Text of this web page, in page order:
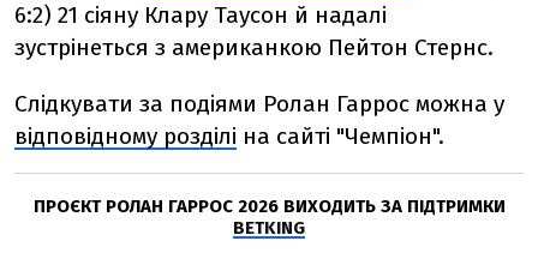
6:2) 21 сіяну Клару Таусон й надалі
зустрінеться з американкою Пейтон Стернс.
Слідкувати за подіями Ролан Гаррос можна у
відповідному розділі на сайті "Чемпіон".
ПРОЄКТ РОЛАН ГАРРОС 2026 ВИХОДИТЬ ЗА ПІДТРИМКИ
BETKING